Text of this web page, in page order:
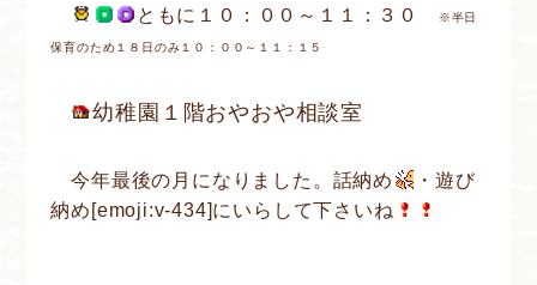
ともに１０：００～１１：３０ ※半日
保育のため１８日のみ１０：００～１１：１５
幼稚園１階おやおや相談室
今年最後の月になりました。話納め
・遊び
納め[emoji:v-434]にいらして下さいね